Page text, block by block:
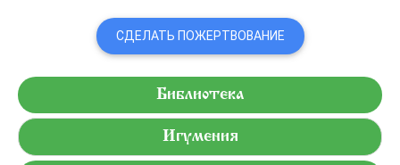
СДЕЛАТЬ ПОЖЕРТВОВАНИЕ
Библиотека
Игумения